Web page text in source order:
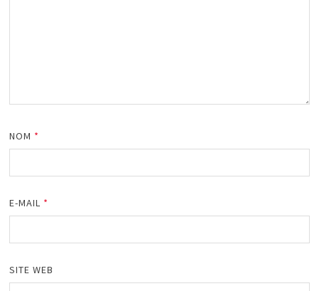
NOM *
E-MAIL *
SITE WEB